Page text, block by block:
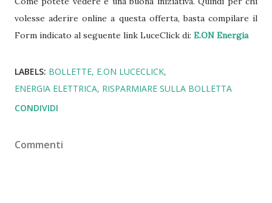
volesse aderire online a questa offerta, basta compilare il
Form indicato al seguente link LuceClick di: E.ON Energia
LABELS: BOLLETTE E.ON LUCECLICK
ENERGIA ELETTRICA RISPARMIARE SULLA BOLLETTA
CONDIVIDI
Commenti